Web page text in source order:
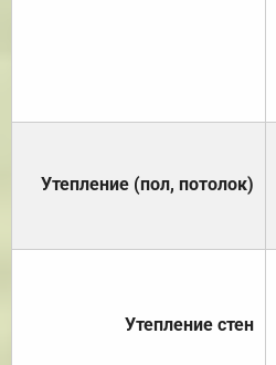
Утепление (пол, потолок)
Утепление стен